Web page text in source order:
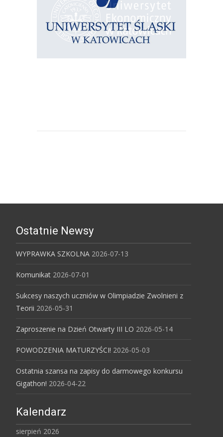
Ostatnie Newsy
WYPRAWKA SZKOLNA 2026-07-13
Komunikat 2026-07-01
Sukcesy naszych uczniów w Olimpiadzie Zwolnieni z
Teorii 2026-05-31
Zaproszenie na Dzień Otwarty III LO 2026-05-14
POWODZENIA MATURZYŚCI! 2026-05-03
Ostatnia szansa na zapisy do darmowego konkursu
Gigathon! 2026-04-22
Kalendarz
sierpień 2026